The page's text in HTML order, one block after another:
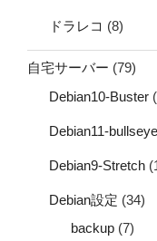
ドラレコ (8)
自宅サーバー (79)
Debian10-Buster
Debian11-bullseye
Debian9-Stretch
Debian設定 (34)
backup (7)